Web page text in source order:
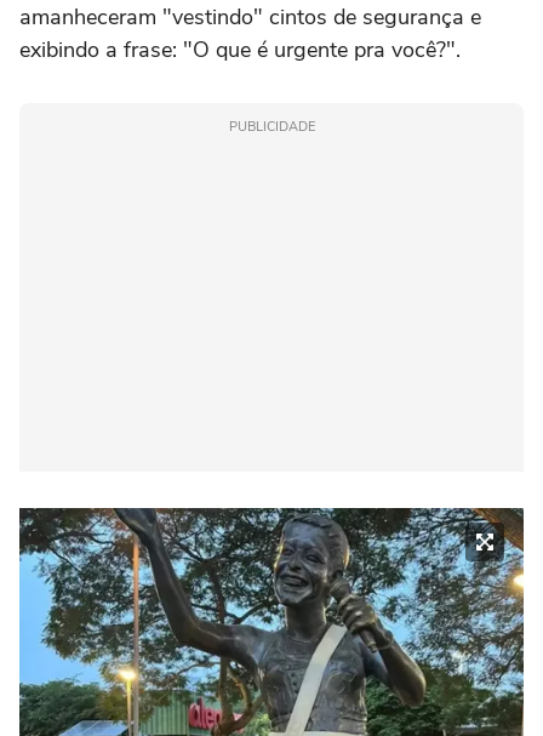
amanheceram "vestindo" cintos de segurança e
exibindo a frase: "O que é urgente pra você?".
PUBLICIDADE